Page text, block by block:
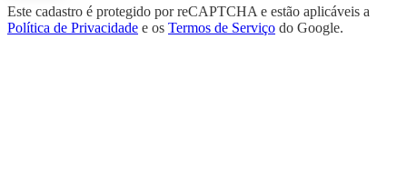
Este cadastro é protegido por reCAPTCHA e estão aplicáveis a
Política de Privacidade e os Termos de Serviço do Google.